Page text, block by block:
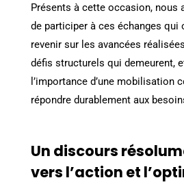
Présents à cette occasion, nous
de participer à ces échanges qui
revenir sur les avancées
défis structurels qui demeurent,
l’importance d’une mobilisation
répondre durablement aux
Un discours
vers l’action et